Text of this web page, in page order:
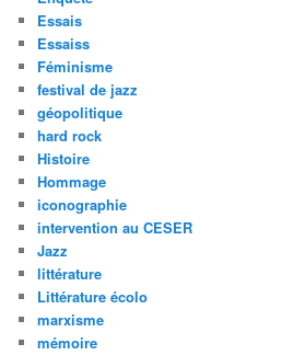
Essais
Essaiss
Féminisme
festival de jazz
géopolitique
hard rock
Histoire
Hommage
iconographie
intervention au CESER
Jazz
littérature
Littérature écolo
marxisme
mémoire